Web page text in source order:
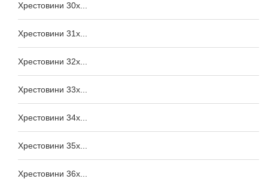
Хрестовини 30x...
Хрестовини 31x...
Хрестовини 32x...
Хрестовини 33x...
Хрестовини 34x...
Хрестовини 35x...
Хрестовини 36x...